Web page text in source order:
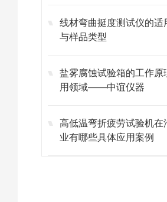
线材弯曲挺度测试仪的适
与样品类型
盐雾腐蚀试验箱的工作原
用领域——中谊仪器
高低温弯折疲劳试验机在
业有哪些具体应用案例